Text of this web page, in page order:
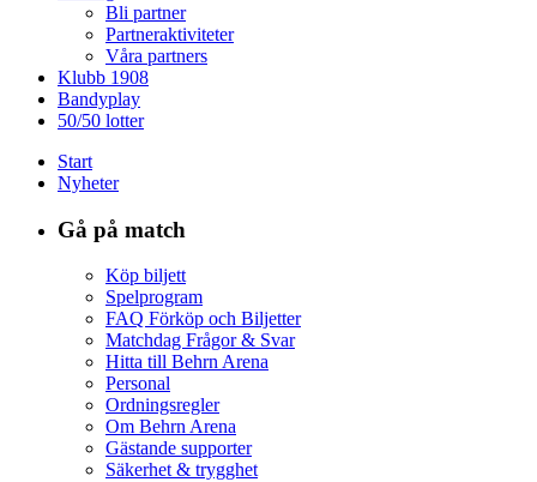
Bli partner
Partneraktiviteter
Våra partners
Klubb 1908
Bandyplay
50/50 lotter
Start
Nyheter
Gå på match
Köp biljett
Spelprogram
FAQ Förköp och Biljetter
Matchdag Frågor & Svar
Hitta till Behrn Arena
Personal
Ordningsregler
Om Behrn Arena
Gästande supporter
Säkerhet & trygghet